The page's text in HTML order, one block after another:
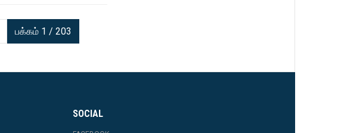
பக்கம் 1 / 203
SOCIAL